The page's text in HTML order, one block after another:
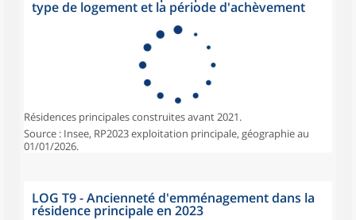
type de logement et la période d'achèvement
Résidences principales construites avant 2021.
Source : Insee, RP2023 exploitation principale, géographie au
01/01/2026.
LOG T9 - Ancienneté d'emménagement dans la
résidence principale en 2023